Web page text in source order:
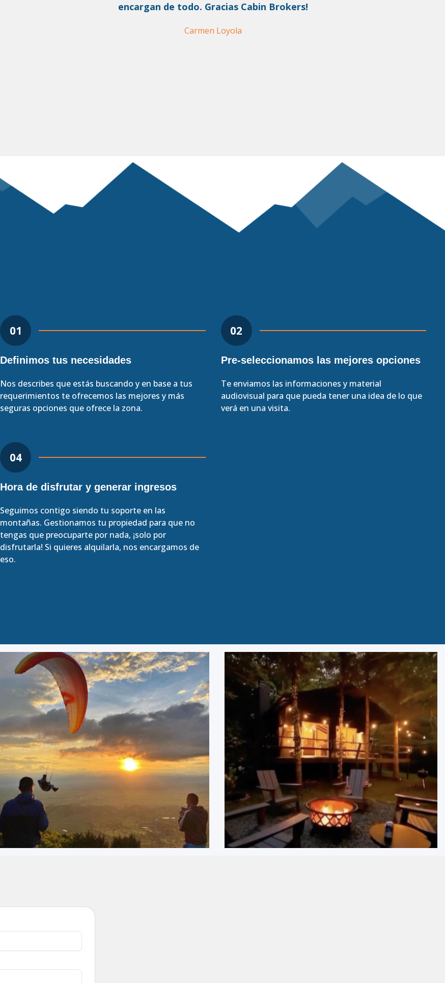
encargan de todo. Gracias Cabin Brokers!
Carmen Loyola
01
Definimos tus necesidades
Nos describes que estás buscando y en base a tus
requerimientos te ofrecemos las mejores y más
seguras opciones que ofrece la zona.
02
Pre-seleccionamos las mejores opciones
Te enviamos las informaciones y material
audiovisual para que pueda tener una idea de lo que
verá en una visita.
04
Hora de disfrutar y generar ingresos
Seguimos contigo siendo tu soporte en las
montañas. Gestionamos tu propiedad para que no
tengas que preocuparte por nada, ¡solo por
disfrutarla! Si quieres alquilarla, nos encargamos de
eso.